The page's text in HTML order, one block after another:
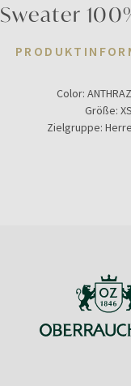
Sweater
Color:
Größe: XS
Zielgruppe: